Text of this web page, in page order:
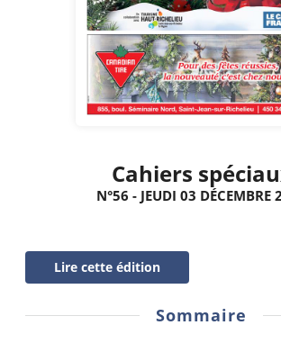
Cahiers
N°56 - JEUDI 03 DÉCEMBRE
Lire cette édition
Sommaire